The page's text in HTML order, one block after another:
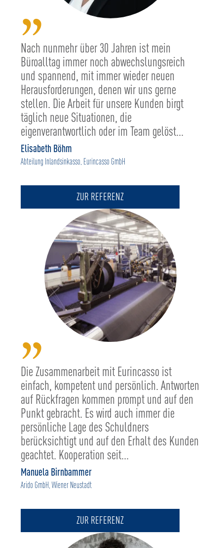
”
Nach nunmehr über 30 Jahren ist mein
Büroalltag immer noch abwechslungsreich
und spannend, mit immer wieder neuen
Herausforderungen, denen wir uns gerne
stellen. Die Arbeit für unsere Kunden birgt
täglich neue Situationen, die
eigenverantwortlich oder im Team gelöst...
Elisabeth Böhm
Abteilung Inlandsinkasso, Eurincasso GmbH
ZUR REFERENZ
”
Die Zusammenarbeit mit Eurincasso ist
einfach, kompetent und persönlich. Antworten
auf Rückfragen kommen prompt und auf den
Punkt gebracht. Es wird auch immer die
persönliche Lage des Schuldners
berücksichtigt und auf den Erhalt des Kunden
geachtet. Kooperation seit...
Manuela Birnbammer
Arido GmbH, Wiener Neustadt
ZUR REFERENZ